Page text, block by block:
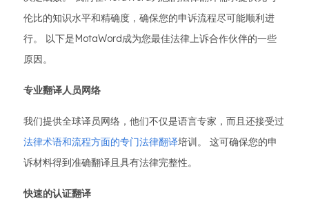
伦比的知识水平和精确度，确保您的申诉流程尽可能顺利进
行。 以下是MotaWord成为您最佳法律上诉合作伙伴的一些
原因。
专业翻译人员网络
我们提供全球译员网络，他们不仅是语言专家，而且还接受过
法律术语和流程方面的专门法律翻译培训。 这可确保您的申
诉材料得到准确翻译且具有法律完整性。
快速的认证翻译